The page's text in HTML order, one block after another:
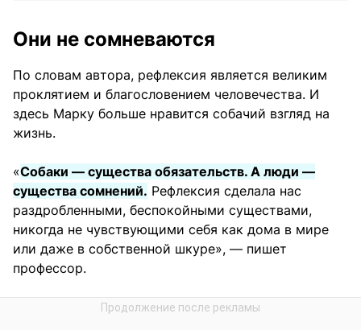
Они не сомневаются
По словам автора, рефлексия является великим
проклятием и благословением человечества. И
здесь Марку больше нравится собачий взгляд на
жизнь.
«Собаки — существа обязательств. А люди —
существа сомнений. Рефлексия сделала нас
раздробленными, беспокойными существами,
никогда не чувствующими себя как дома в мире
или даже в собственной шкуре», — пишет
профессор.